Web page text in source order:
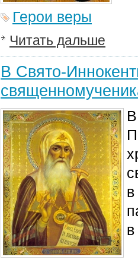
Герои веры
Читать дальше
В Свято-